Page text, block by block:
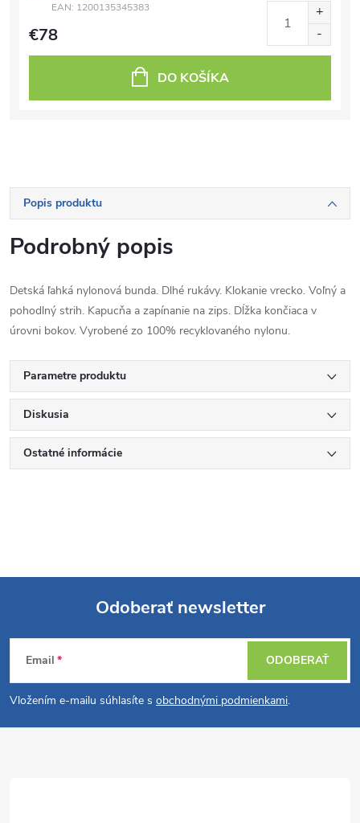
EAN: 1200135345383
€78
DO KOŠÍKA
Popis produktu
Podrobný popis
Detská ľahká nylonová bunda. Dlhé rukávy. Klokanie vrecko. Voľný a
pohodlný strih. Kapucňa a zapínanie na zips. Dĺžka končiaca v
úrovni bokov. Vyrobené zo 100% recyklovaného nylonu.
Parametre produktu
Diskusia
Ostatné informácie
Z
á
p
Odoberať newsletter
Email
Vložením e-mailu súhlasíte s obchodnými podmienkami.
ODOBERAŤ